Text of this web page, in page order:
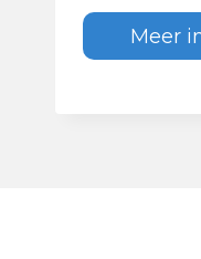
Meer